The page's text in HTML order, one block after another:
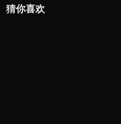
猜你喜欢